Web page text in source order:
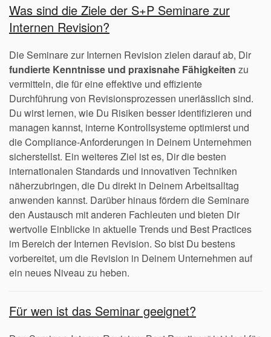
Was sind die Ziele der S+P Seminare zur
Internen Revision?
Die Seminare zur Internen Revision zielen darauf ab, Dir
fundierte Kenntnisse und praxisnahe Fähigkeiten zu
vermitteln, die für eine effektive und effiziente
Durchführung von Revisionsprozessen unerlässlich sind.
Du wirst lernen, wie Du Risiken besser identifizieren und
managen kannst, interne Kontrollsysteme optimierst und
die Compliance-Anforderungen in Deinem Unternehmen
sicherstellst. Ein weiteres Ziel ist es, Dir die besten
internationalen Standards und innovativen Techniken
näherzubringen, die Du direkt in Deinem Arbeitsalltag
anwenden kannst. Darüber hinaus fördern die Seminare
den Austausch mit anderen Fachleuten und bieten Dir
wertvolle Einblicke in aktuelle Trends und Best Practices
im Bereich der Internen Revision. So bist Du bestens
vorbereitet, um die Revision in Deinem Unternehmen auf
ein neues Niveau zu heben.
Für wen ist das Seminar geeignet?